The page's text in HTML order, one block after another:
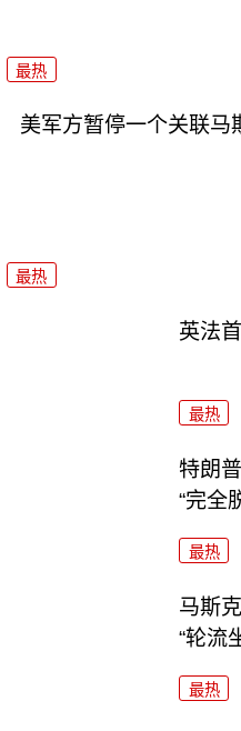
最热
美军方暂停一个关联马
最热
英法
最热
特朗
“完全
最热
马斯
“轮流
最热